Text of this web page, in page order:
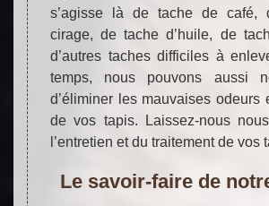
s’agisse là de tache de café,
cirage, de tache d’huile, de
d’autres taches difficiles à
temps, nous pouvons aussi
d’éliminer les mauvaises odeurs
de vos tapis. Laissez-nous
l’entretien et du traitement de vos
Le savoir-faire de